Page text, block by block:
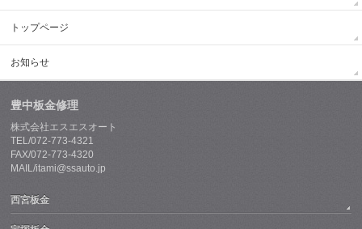
トップページ
お知らせ
豊中板金修理
株式会社エスエスオート
TEL/072-773-4321
FAX/072-773-4320
MAIL/itami@ssauto.jp
西宮板金